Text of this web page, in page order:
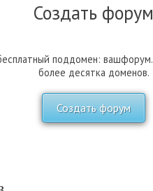
Создать форум
поддомен: вашфорум.
более десятка доменов.
Создать форум